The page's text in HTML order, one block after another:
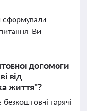
сформували
Ви
допомоги
від
життя"?
гарячі